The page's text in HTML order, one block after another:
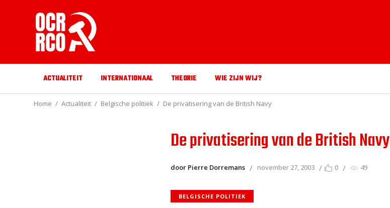
ACTUALITEIT INTERNATIONAAL THEORIE WIE ZIJN WIJ?
Home Actualiteit Belgische politiek De privatisering van de British Navy
De privatisering van de British Navy
door Pierre Dorremans november 27, 2003 0 49
BELGISCHE POLITIEK